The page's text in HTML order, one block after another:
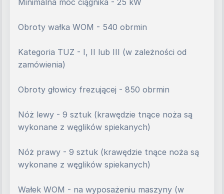
Obroty wałka WOM - 540 obrmin
Kategoria TUZ - I, II lub III (w zależności od
zamówienia)
Obroty głowicy frezującej - 850 obrmin
Nóż lewy - 9 sztuk (krawędzie tnące noża są
wykonane z węglików spiekanych)
Nóż prawy - 9 sztuk (krawędzie tnące noża są
wykonane z węglików spiekanych)
Wałek WOM - na wyposażeniu maszyny (w